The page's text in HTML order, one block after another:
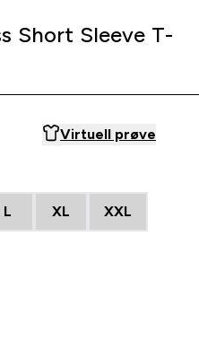
Short Sleeve T-
Virtuell prøve
L XL XXL